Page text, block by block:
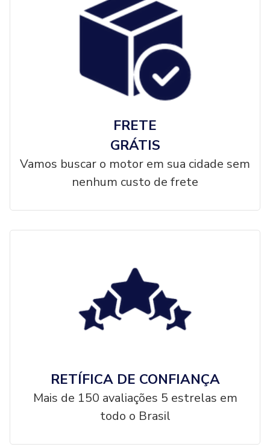
FRETE
GRÁTIS
Vamos buscar o motor em sua cidade sem
nenhum custo de frete
RETÍFICA DE CONFIANÇA
Mais de 150 avaliações 5 estrelas em
todo o Brasil